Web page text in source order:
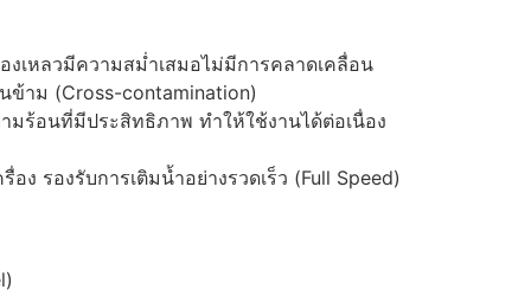
งเหลวมีความสม่ำเสมอไม่มีการคลาดเคลื่อน
นข้าม (Cross-contamination)
มร้อนที่มีประสิทธิภาพ ทำให้ใช้งานได้ต่อเนื่อง
รองรับการเติมน้ำอย่างรวดเร็ว (Full Speed)